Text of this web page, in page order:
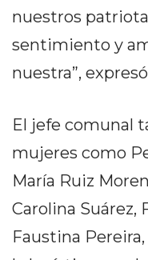
PERGAMINO
NOTICIAS
ROJAS
DE
ARRECIFES
NOTICIAS
ZÁRATE
nuestros
sentimiento y
nuestra”,
El jefe comunal
mujeres como
María Ruiz
Carolina Suárez,
Faustina